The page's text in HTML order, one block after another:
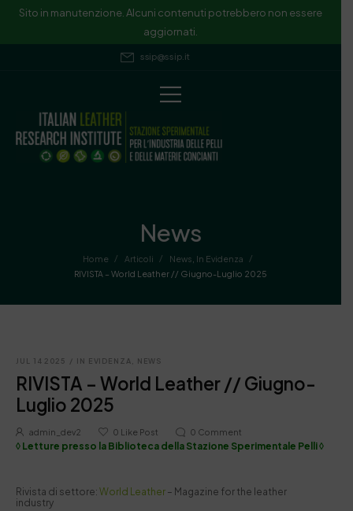
Sito in manutenzione. Alcuni contenuti potrebbero non essere
aggiornati.
ssip@ssip.it
News
Home / Articoli / News In Evidenza
/
RIVISTA – World Leather // Giugno-Luglio 2025
JUL 14 2025 / IN EVIDENZA, NEWS
RIVISTA – World Leather // Giugno-
Luglio 2025
admin_dev2 0 Like Post 0 Comment
◊ Letture presso la Biblioteca della Stazione Sperimentale Pelli ◊
Rivista di settore: World Leather – Magazine for the leather
industry